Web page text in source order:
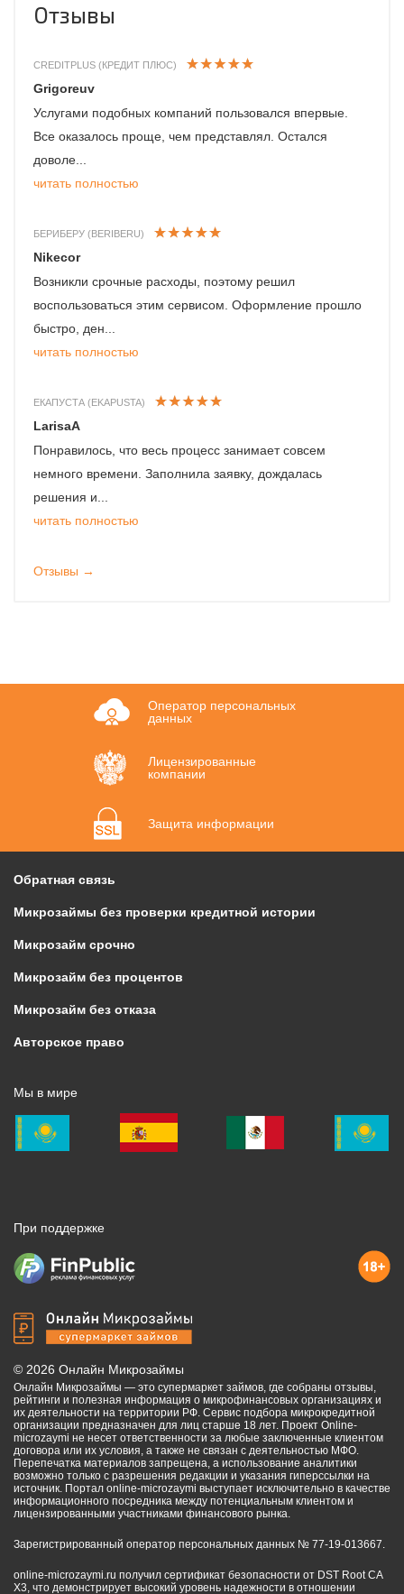
Отзывы
CREDITPLUS (КРЕДИТ ПЛЮС)
Grigoreuv
Услугами подобных компаний пользовался впервые.
Все оказалось проще, чем представлял. Остался
доволе...
читать полностью
БЕРИБЕРУ (BERIBERU)
Nikecor
Возникли срочные расходы, поэтому решил
воспользоваться этим сервисом. Оформление прошло
быстро, ден...
читать полностью
ЕКАПУСТА (EKAPUSTA)
LarisaA
Понравилось, что весь процесс занимает совсем
немного времени. Заполнила заявку, дождалась
решения и...
читать полностью
Отзывы →
Оператор персональных
данных
Лицензированные
компании
Защита информации
Обратная связь
Микрозаймы без проверки кредитной истории
Микрозайм срочно
Микрозайм без процентов
Микрозайм без отказа
Авторское право
Мы в мире
При поддержке
© 2026 Онлайн Микрозаймы
Онлайн Микрозаймы — это супермаркет займов, где собраны отзывы,
рейтинги и полезная информация о микрофинансовых организациях и
их деятельности на территории РФ. Сервис подбора микрокредитной
организации предназначен для лиц старше 18 лет. Проект Online-
microzaymi не несет ответственности за любые заключенные клиентом
договора или их условия, а также не связан с деятельностью МФО.
Перепечатка материалов запрещена, а использование аналитики
возможно только с разрешения редакции и указания гиперссылки на
источник. Портал online-microzaymi выступает исключительно в качестве
информационного посредника между потенциальным клиентом и
лицензированными участниками финансового рынка.
Зарегистрированный оператор персональных данных № 77-19-013667.
online-microzaymi.ru получил сертификат безопасности от DST Root CA
X3, что демонстрирует высокий уровень надежности в отношении